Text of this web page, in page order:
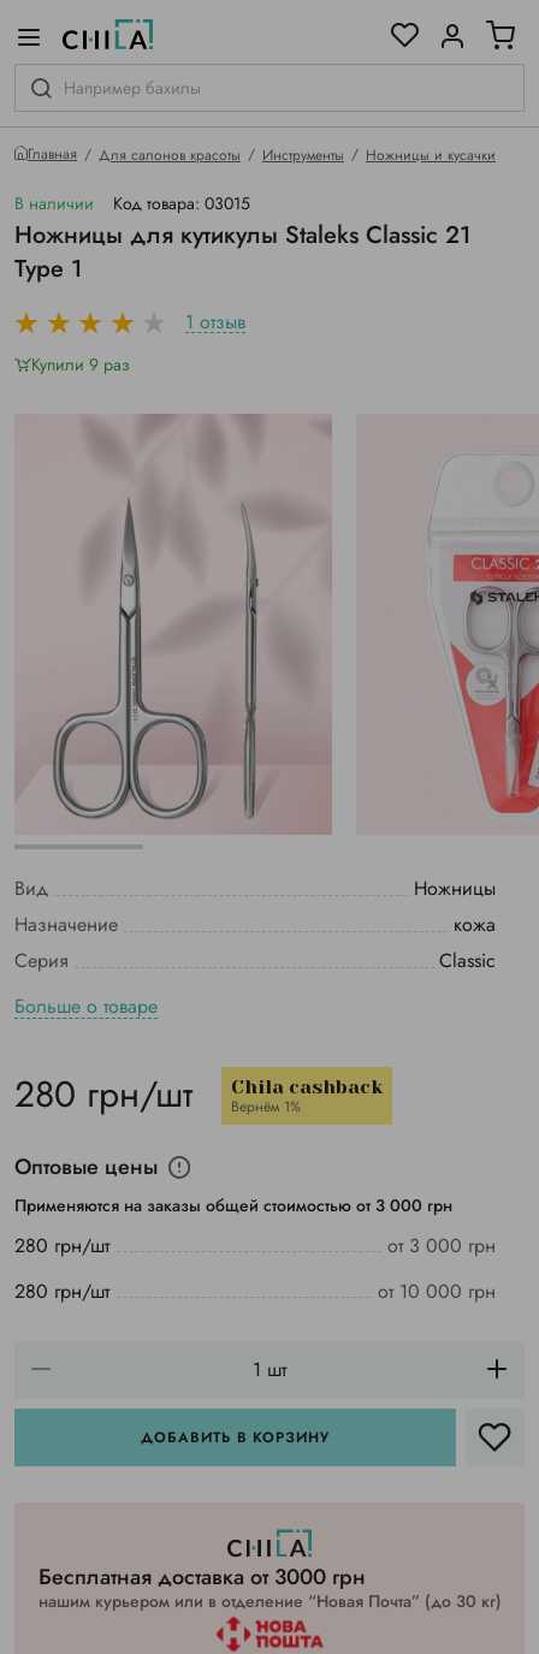
Главная Для салонов красоты Инструменты Ножницы и кусачки
В наличии Код товара: 03015
Ножницы для кутикулы Staleks Classic 21
Type 1
1 отзыв
Купили 9 раз
Вид
Ножницы
Назначение
кожа
Серия
Classic
Больше о товаре
280 грн/шт Chila cashback
Вернём 1%
Оптовые цены
Применяются на заказы общей стоимостью от 3 000 грн
280 грн/шт
от 3 000 грн
280 грн/шт
от 10 000 грн
ДОБАВИТЬ В КОРЗИНУ
Бесплатная доставка от 3000 грн
нашим курьером или в отделение “Новая Почта” (до 30 кг)
гамме